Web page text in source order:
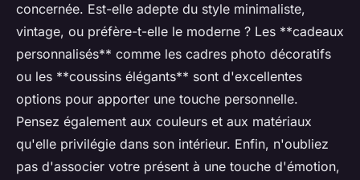
concernée. Est-elle adepte du style minimaliste,
vintage, ou préfère-t-elle le moderne ? Les **cadeaux
personnalisés** comme les cadres photo décoratifs
ou les **coussins élégants** sont d'excellentes
options pour apporter une touche personnelle.
Pensez également aux couleurs et aux matériaux
qu'elle privilégie dans son intérieur. Enfin, n'oubliez
pas d'associer votre présent à une touche d'émotion,